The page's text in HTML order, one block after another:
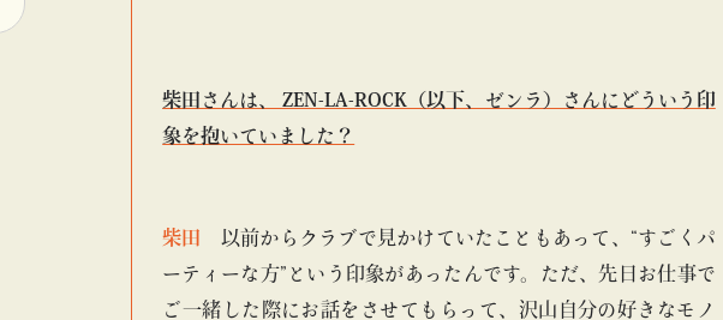
柴田さんは、 ZEN-LA-ROCK（以下、ゼンラ）さんにどういう印
象を抱いていました？
柴田
以前からクラブで見かけていたこともあって、“すごくパ
ーティーな方”という印象があったんです。ただ、先日お仕事で
ご一緒した際にお話をさせてもらって、沢山自分の好きなモノ